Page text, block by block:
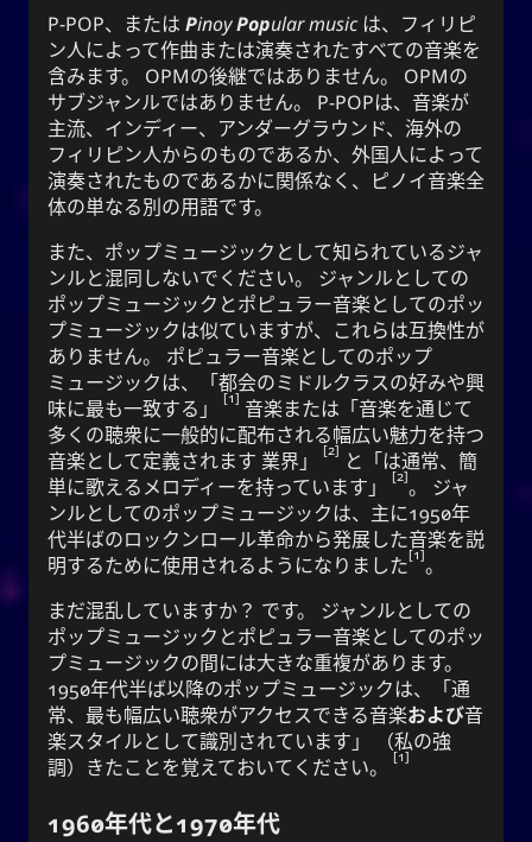
P-POP、または PinoyPopular music は、フィリピ
ン人によって作曲または演奏されたすべての音楽を
含みます。 OPMの後継ではありません。 OPMの
サブジャンルではありません。 P-POPは、音楽が
主流、インディー、アンダーグラウンド、海外の
フィリピン人からのものであるか、外国人によって
演奏されたものであるかに関係なく、ピノイ音楽全
体の単なる別の用語です。
また、ポップミュージックとして知られているジャ
ンルと混同しないでください。 ジャンルとしての
ポップミュージックとポピュラー音楽としてのポッ
プミュージックは似ていますが、これらは互換性が
ありません。 ポピュラー音楽としてのポップ
ミュージックは、
都会のミドルクラスの好みや興
味に最も一致する
1 音楽または
音楽を通じて
多くの聴衆に一般的に配布される幅広い魅力を持つ
音楽として定義されます 業界
2 と
は通常、簡
単に歌えるメロディーを持っています
2 。 ジャ
ンルとしてのポップミュージックは、主に1950年
代半ばのロックンロール革命から発展した音楽を説
明するために使用されるようになりました 1 。
まだ混乱していますか？ です。 ジャンルとしての
ポップミュージックとポピュラー音楽としてのポッ
プミュージックの間には大きな重複があります。
1950年代半ば以降のポップミュージックは、
通
常、最も幅広い聴衆がアクセスできる音楽および音
楽スタイルとして識別されています
（私の強
調）きたことを覚えておいてください。
1
1960年代と1970年代
Snoworld
One Way Faith
techmagus
Love and Relationships
ブックマーク
YourOnly.One Linklist
Linklists Are Back
Semantic Web for Hugo
再生中
Every Day I Love You
Every Day I Love You
Boyzone
SNS